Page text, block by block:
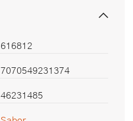
616812
7070549231374
46231485